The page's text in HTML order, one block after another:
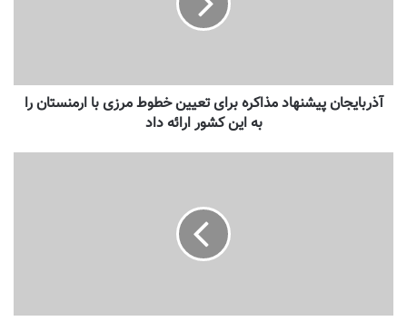
آذربایجان پیشنهاد مذاکره برای تعیین خطوط مرزی با ارمنستان را
به این کشور ارائه داد